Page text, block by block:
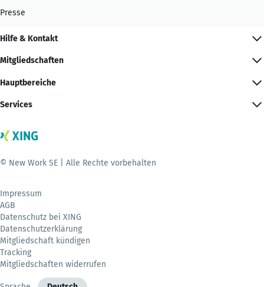
Presse
Hilfe & Kontakt
Mitgliedschaften
Hauptbereiche
Services
© New Work SE | Alle Rechte vorbehalten
Impressum
AGB
Datenschutz bei XING
Datenschutzerklärung
Mitgliedschaft kündigen
Tracking
Mitgliedschaften widerrufen